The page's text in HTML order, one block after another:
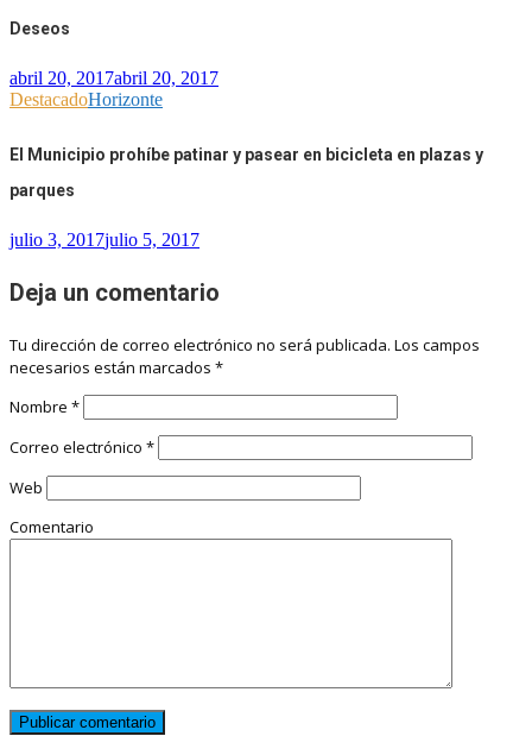
Deseos
abril 20, 2017abril 20, 2017
DestacadoHorizonte
El Municipio prohíbe patinar y pasear en bicicleta en plazas y
parques
julio 3, 2017julio 5, 2017
Deja un comentario
Tu dirección de correo electrónico no será publicada. Los campos
necesarios están marcados *
Nombre *
Correo electrónico *
Web
Comentario